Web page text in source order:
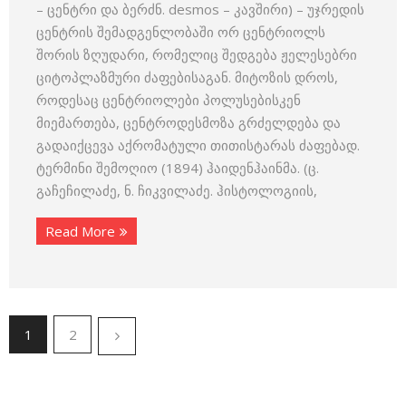
– ცენტრი და ბერძნ. desmos – კავშირი) – უჯრედის
ცენტრის შემადგენლობაში ორ ცენტრიოლს
შორის ზღუდარი, რომელიც შედგება ჟელესებრი
ციტოპლაზმური ძაფებისაგან. მიტოზის დროს,
როდესაც ცენტრიოლები პოლუსებისკენ
მიემართება, ცენტროდესმოზა გრძელდება და
გადაიქცევა აქრომატული თითისტარას ძაფებად.
ტერმინი შემოღიო (1894) ჰაიდენჰაინმა. (ც.
გაჩეჩილაძე, ნ. ჩიკვილაძე. ჰისტოლოგიის,
Read More
1 2